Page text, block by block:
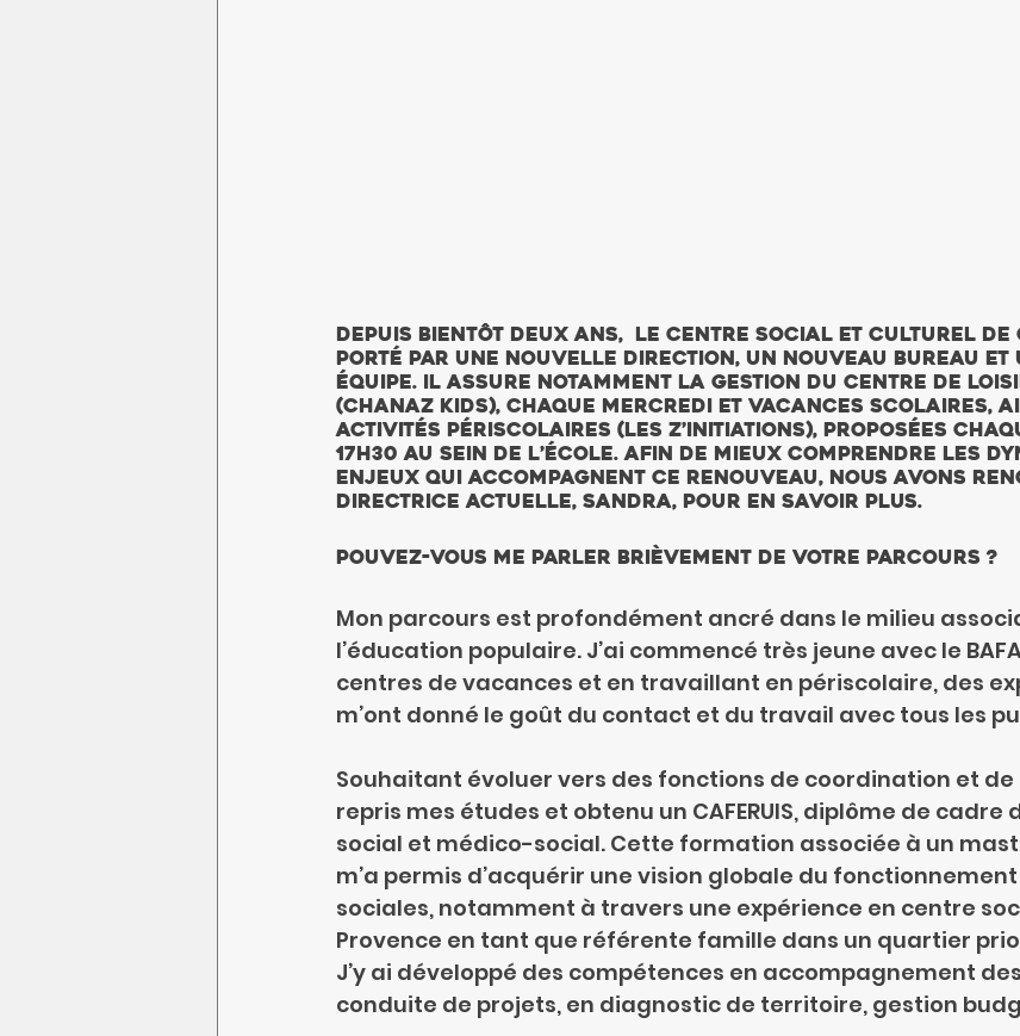
Depuis bientôt deux ans,  le centre social et culturel de
porté par une nouvelle direction, un nouveau bureau et
équipe. Il assure notamment la gestion du centre de
(Chanaz Kids), chaque mercredi et vacances scolaires,
activités périscolaires (les Z’initiations), proposées
17h30 au sein de l’école. Afin de mieux comprendre les
enjeux qui accompagnent ce renouveau, nous avons
directrice actuelle, Sandra, pour en savoir plus.
Pouvez-vous me parler brièvement de votre parcours ?
Mon parcours est profondément ancré dans le milieu
l’éducation populaire. J’ai commencé très jeune avec le
centres de vacances et en travaillant en périscolaire, des
m’ont donné le goût du contact et du travail avec tous les
Souhaitant évoluer vers des fonctions de coordination et de
repris mes études et obtenu un CAFERUIS, diplôme de cadre
social et médico-social. Cette formation associée à un
m’a permis d’acquérir une vision globale du
sociales, notamment à travers une expérience en centre
Provence en tant que référente famille dans un quartier
J’y ai développé des compétences en accompagnement
conduite de projets, en diagnostic de territoire, gestion